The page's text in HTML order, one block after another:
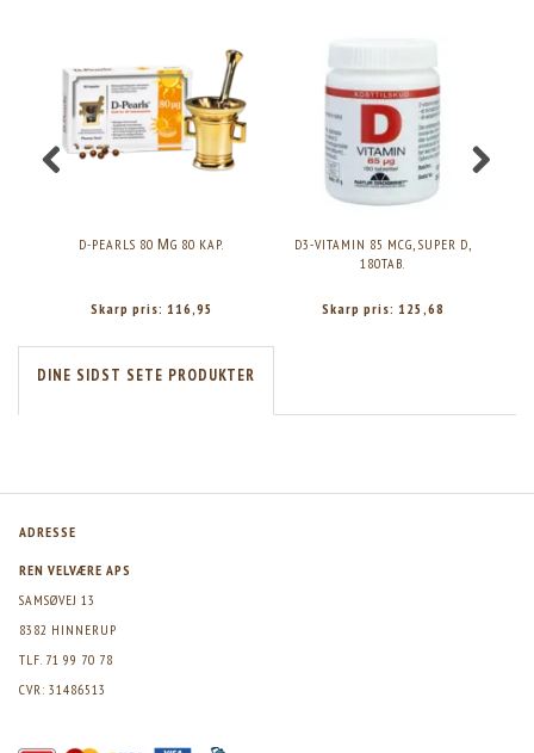
D-PEARLS 80 ΜG 80 KAP.
Skarp pris: 116,95
D3-VITAMIN 85 MCG, SUPER D,
180TAB.
Skarp pris: 125,68
DINE SIDST SETE PRODUKTER
ADRESSE
REN VELVÆRE APS
SAMSØVEJ 13
8382 HINNERUP
TLF. 71 99 70 78
CVR: 31486513